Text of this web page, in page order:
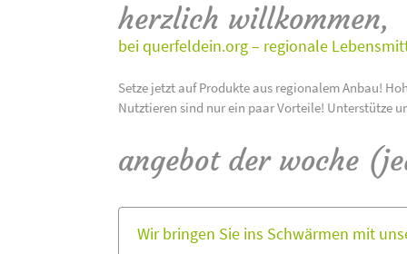
herzlich willkommen,
bei querfeldein.org – regionale
Setze jetzt auf Produkte aus regionalem Anbau!
Nutztieren sind nur ein paar Vorteile! Unterstütze
angebot der woche
Wir bringen Sie ins Schwärmen mit